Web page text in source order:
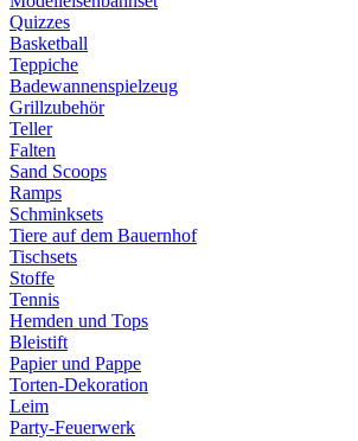
Quizzes
Basketball
Teppiche
Badewannenspielzeug
Grillzubehör
Teller
Falten
Sand Scoops
Ramps
Schminksets
Tiere auf dem Bauernhof
Tischsets
Stoffe
Tennis
Hemden und Tops
Bleistift
Papier und Pappe
Torten-Dekoration
Leim
Party-Feuerwerk